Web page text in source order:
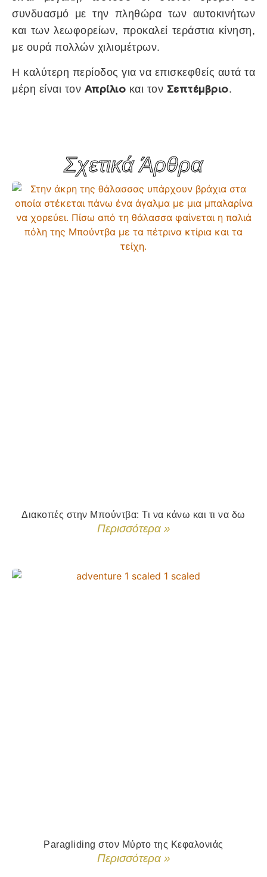
συνδυασμό με την πληθώρα των αυτοκινήτων
και των λεωφορείων, προκαλεί τεράστια κίνηση,
με ουρά πολλών χιλιομέτρων.
Η καλύτερη περίοδος για να επισκεφθείς αυτά τα
μέρη είναι τον Απρίλιο και τον Σεπτέμβριο.
Σχετικά Άρθρα
Διακοπές στην Μπούντβα: Τι να κάνω και τι να δω
Περισσότερα »
Paragliding στον Μύρτο της Κεφαλονιάς
Περισσότερα »